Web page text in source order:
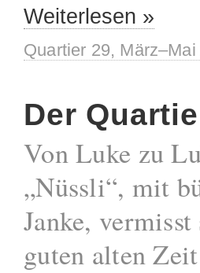
Weiterlesen »
Quartier 29, März–Mai
Der
Von Luke zu
„Nüssli“, mit
Janke,
guten alten Zeit